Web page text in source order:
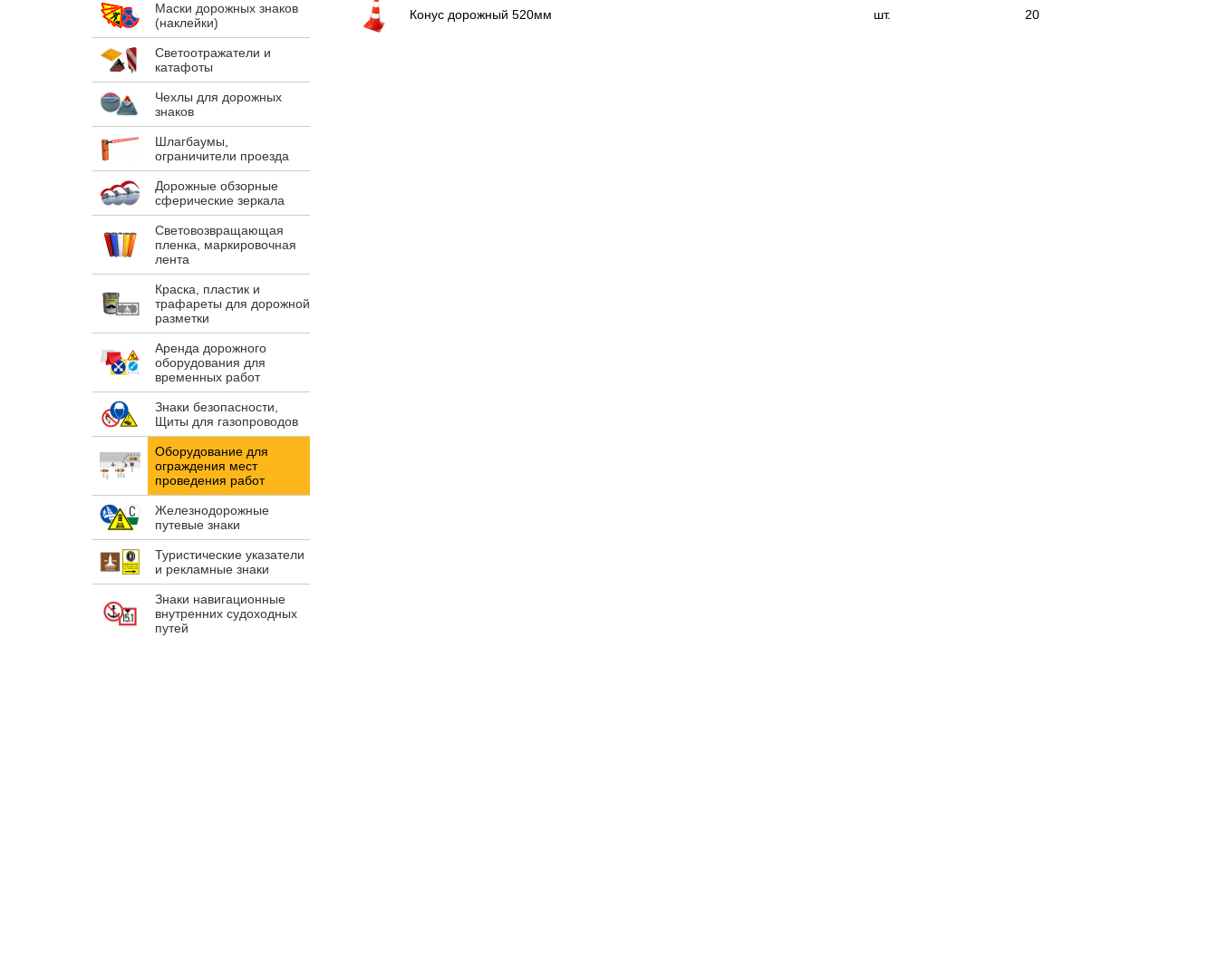
Конус дорожный 520мм шт. 20
Маски дорожных знаков
(наклейки)
Светоотражатели и
катафоты
Чехлы для дорожных
знаков
Шлагбаумы,
ограничители проезда
Дорожные обзорные
сферические зеркала
Световозвращающая
пленка, маркировочная
лента
Краска, пластик и
трафареты для дорожной
разметки
Аренда дорожного
оборудования для
временных работ
Знаки безопасности,
Щиты для газопроводов
Оборудование для
ограждения мест
проведения работ
Железнодорожные
путевые знаки
Туристические указатели
и рекламные знаки
Знаки навигационные
внутренних судоходных
путей